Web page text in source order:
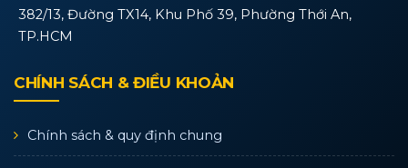
382/13, Đường TX14, Khu Phố 39, Phường Thới An,
TP.HCM
CHÍNH SÁCH & ĐIỀU KHOẢN
Chính sách & quy định chung